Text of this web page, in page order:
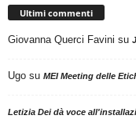
Ultimi commenti
Giovanna Querci Favini su
Ugo su MEI Meeting delle
Letizia Dei dà voce